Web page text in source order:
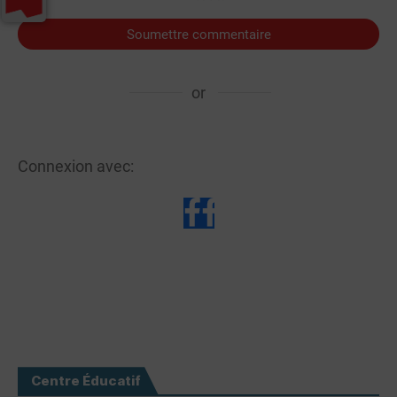
Soumettre commentaire
or
Connexion avec:
Centre Éducatif